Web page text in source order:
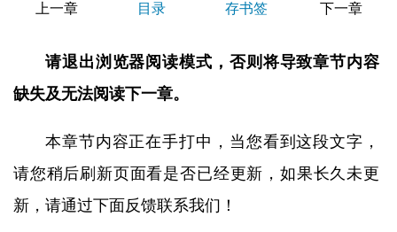
上一章 目录 存书签 下一章
请退出浏览器阅读模式，否则将导致章节内容
缺失及无法阅读下一章。
本章节内容正在手打中，当您看到这段文字，
请您稍后刷新页面看是否已经更新，如果长久未更
新，请通过下面反馈联系我们！